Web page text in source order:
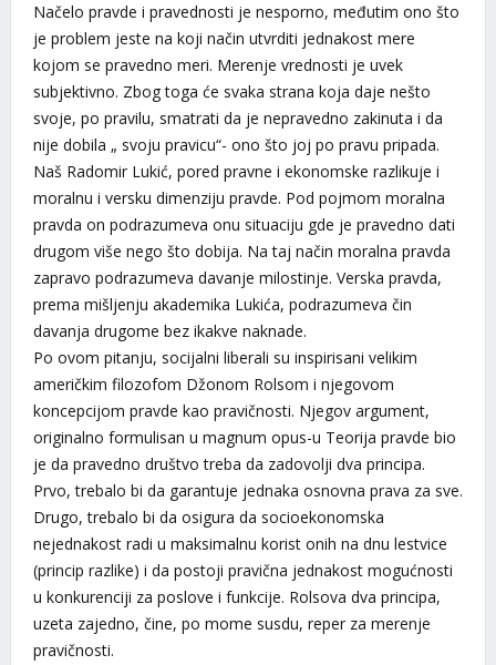
Načelo pravde i pravednosti je nesporno, međutim ono što
je problem jeste na koji način utvrditi jednakost mere
kojom se pravedno meri. Merenje vrednosti je uvek
subjektivno. Zbog toga će svaka strana koja daje nešto
svoje, po pravilu, smatrati da je nepravedno zakinuta i da
nije dobila „ svoju pravicu“- ono što joj po pravu pripada.
Naš Radomir Lukić, pored pravne i ekonomske razlikuje i
moralnu i versku dimenziju pravde. Pod pojmom moralna
pravda on podrazumeva onu situaciju gde je pravedno dati
drugom više nego što dobija. Na taj način moralna pravda
zapravo podrazumeva davanje milostinje. Verska pravda,
prema mišljenju akademika Lukića, podrazumeva čin
davanja drugome bez ikakve naknade.
Po ovom pitanju, socijalni liberali su inspirisani velikim
američkim filozofom Džonom Rolsom i njegovom
koncepcijom pravde kao pravičnosti. Njegov argument,
originalno formulisan u magnum opus-u Teorija pravde bio
je da pravedno društvo treba da zadovolji dva principa.
Prvo, trebalo bi da garantuje jednaka osnovna prava za sve.
Drugo, trebalo bi da osigura da socioekonomska
nejednakost radi u maksimalnu korist onih na dnu lestvice
(princip razlike) i da postoji pravična jednakost mogućnosti
u konkurenciji za poslove i funkcije. Rolsova dva principa,
uzeta zajedno, čine, po mome susdu, reper za merenje
pravičnosti.